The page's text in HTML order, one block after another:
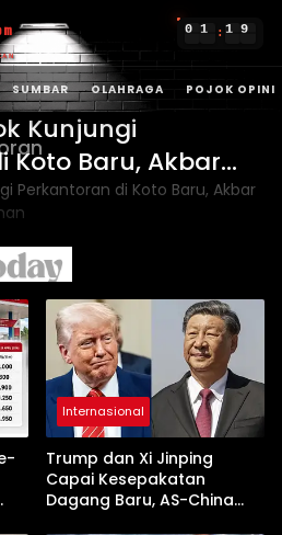
0 1 : 1 9
SUMBAR OLAHRAGA POJOK OPINI
Kunjungi
Koto Baru, Akbar
Pelayanan
Internasional
Trump dan Xi Jinping
Capai Kesepakatan
Dagang Baru, AS-China